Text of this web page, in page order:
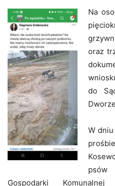
Na
oraz
do
W
Gospodarki